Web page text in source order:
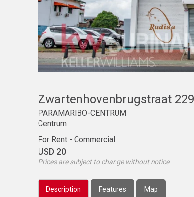
Zwartenhovenbrugstraat 229
PARAMARIBO-CENTRUM
Centrum
For Rent - Commercial
USD 20
Prices are subject to change without notice
Description Features Map